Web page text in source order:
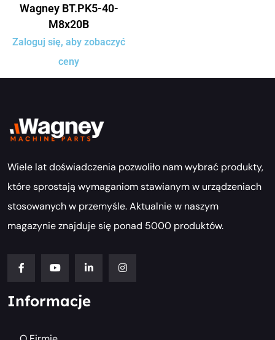
Wagney BT.PK5-40-
M8x20B
Zaloguj się, aby zobaczyć
ceny
Wiele lat doświadczenia pozwoliło nam wybrać produkty,
które sprostają wymaganiom stawianym w urządzeniach
stosowanych w przemyśle. Aktualnie w naszym
magazynie znajduje się ponad 5000 produktów.
Informacje